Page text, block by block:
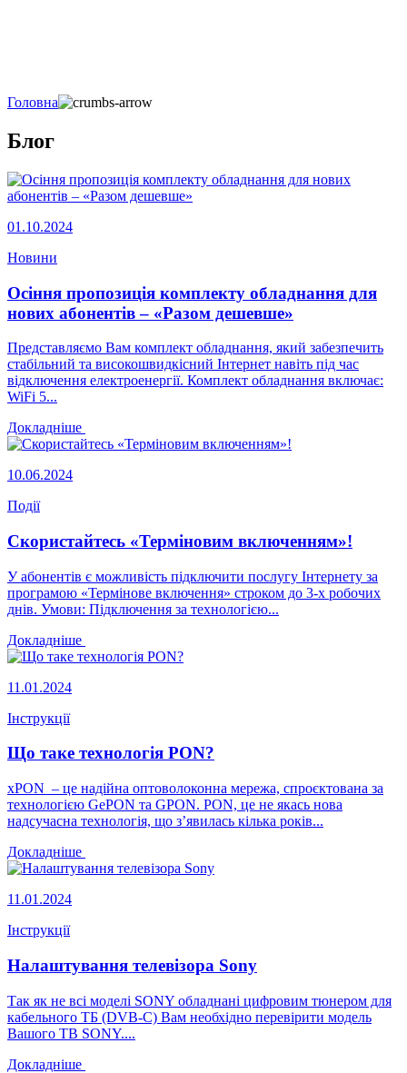
Головна
Блог
01.10.2024
Новини
Осіння пропозиція комплекту обладнання для
нових абонентів – «Разом дешевше»
Представляємо Вам комплект обладнання, який забезпечить
стабільний та високошвидкісний Інтернет навіть під час
відключення електроенергії. Комплект обладнання включає:
WiFi 5...
Докладніше
10.06.2024
Події
Скористайтесь «Терміновим включенням»!
У абонентів є можливість підключити послугу Інтернету за
програмою «Термінове включення» строком до 3-х робочих
днів. Умови: Підключення за технологією...
Докладніше
11.01.2024
Інструкції
Що таке технологія PON?
xPON – це надійна оптоволоконна мережа, спроєктована за
технологією GePON та GPON. PON, це не якась нова
надсучасна технологія, що з’явилась кілька років...
Докладніше
11.01.2024
Інструкції
Налаштування телевізора Sony
Так як не всі моделі SONY обладнані цифровим тюнером для
кабельного ТБ (DVB-C) Вам необхідно перевірити модель
Вашого ТВ SONY....
Докладніше